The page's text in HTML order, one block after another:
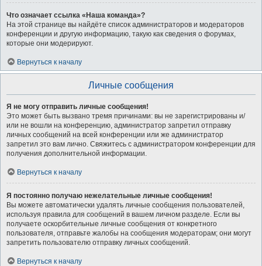
Что означает ссылка «Наша команда»?
На этой странице вы найдёте список администраторов и модераторов
конференции и другую информацию, такую как сведения о форумах,
которые они модерируют.
Вернуться к началу
Личные сообщения
Я не могу отправить личные сообщения!
Это может быть вызвано тремя причинами: вы не зарегистрированы и/
или не вошли на конференцию, администратор запретил отправку
личных сообщений на всей конференции или же администратор
запретил это вам лично. Свяжитесь с администратором конференции для
получения дополнительной информации.
Вернуться к началу
Я постоянно получаю нежелательные личные сообщения!
Вы можете автоматически удалять личные сообщения пользователей,
используя правила для сообщений в вашем личном разделе. Если вы
получаете оскорбительные личные сообщения от конкретного
пользователя, отправьте жалобы на сообщения модераторам; они могут
запретить пользователю отправку личных сообщений.
Вернуться к началу